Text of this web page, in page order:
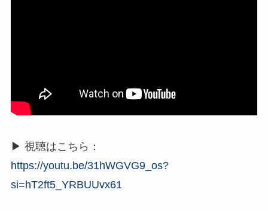
▶ 視聴はこちら：
https://youtu.be/31hWGVG9_os?
si=hT2ft5_YRBUUvx61